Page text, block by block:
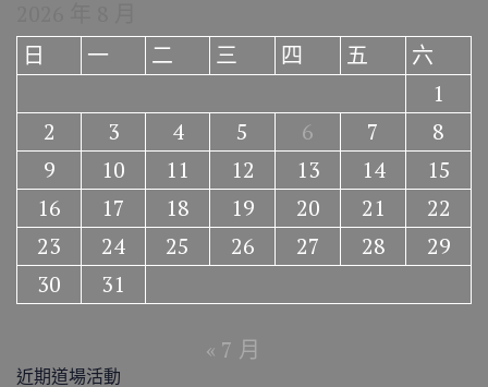
日
一 二 三 四 五
六
1
2
3 4 5 6 7
8
9
10 11 12 13 14
15
16
17 18 19 20 21
22
23
24 25 26 27 28
29
30
31
« 7 月
近期道場活動